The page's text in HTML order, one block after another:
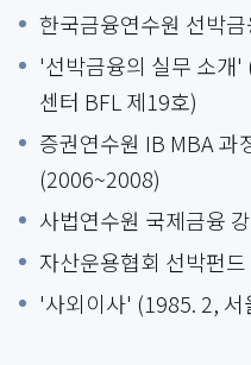
한국금융연수원 선박
'선박금융의 실무 소개
센터 BFL 제19호)
증권연수원 IB MBA 과
(2006~2008)
사법연수원 국제금융
자산운용협회 선박펀
'사외이사' (1985. 2, 서